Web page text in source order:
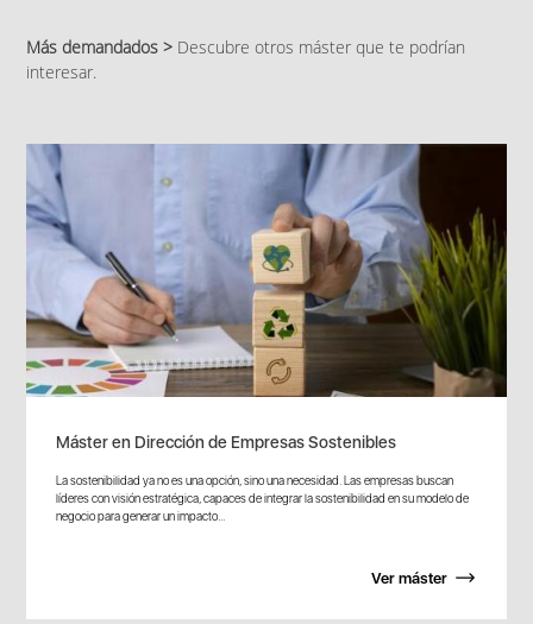
Más demandados > Descubre otros máster que te podrían
interesar.
Máster en Dirección de Empresas Sostenibles
La sostenibilidad ya no es una opción, sino una necesidad. Las empresas buscan
líderes con visión estratégica, capaces de integrar la sostenibilidad en su modelo de
negocio para generar un impacto...
Ver máster